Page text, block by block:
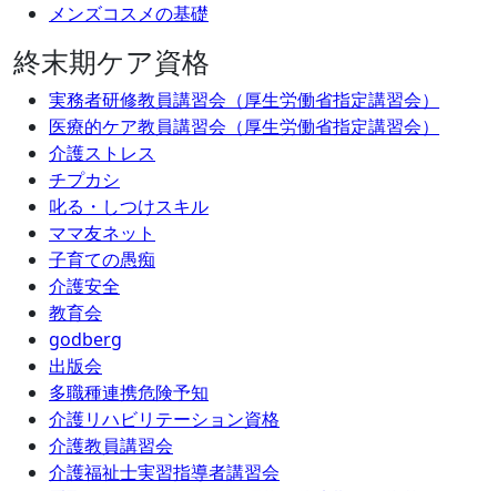
メンズコスメの基礎
終末期ケア資格
実務者研修教員講習会（厚生労働省指定講習会）
医療的ケア教員講習会（厚生労働省指定講習会）
介護ストレス
チプカシ
叱る・しつけスキル
ママ友ネット
子育ての愚痴
介護安全
教育会
godberg
出版会
多職種連携危険予知
介護リハビリテーション資格
介護教員講習会
介護福祉士実習指導者講習会